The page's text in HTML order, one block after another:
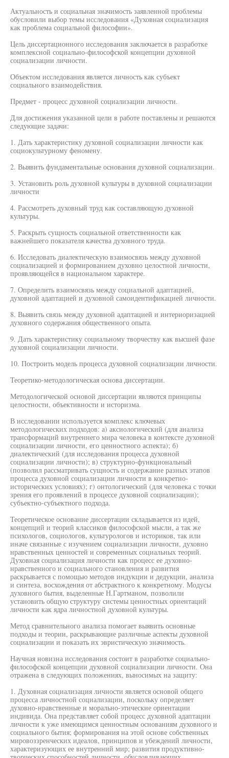
Актуальность и социальная значимость заявленной проблемы
обусловили выбор темы исследования «Духовная социализация
как проблема социальной философии».
Цель диссертационного исследования заключается в разработке
комплексной социально-философской концепции духовной
социализации личности.
Объектом исследования является личность как субъект
социального взаимодействия.
Предмет - процесс духовной социализации личности.
Для достижения указанной цели в работе поставлены и решаются
следующие задачи:
1. Дать характеристику духовной социализации личности как
социокультурному феномену.
2. Выявить фундаментальные основания духовной социализации.
3. Установить роль духовной культуры в духовной социализации
личности
4. Рассмотреть духовный труд как составляющую духовной
культуры.
5. Раскрыть сущность социальной ответственности как
важнейшего показателя качества духовного труда.
6. Исследовать диалектическую взаимосвязь между духовной
социализацией и формированием духовно целостной личности,
проявляющейся в национальном характере.
7. Определить взаимосвязь между социальной адаптацией,
духовной адаптацией и духовной самоидентификацией личности.
8. Выявить связь между духовной адаптацией и интериоризацией
духовного содержания общественного опыта.
9. Дать характеристику социальному творчеству как высшей фазе
духовной социализации личности.
10. Построить модель процесса духовной социализации личности.
Теоретико-методологическая основа диссертации.
Методологической основой диссертации являются принципы
целостности, объективности и историзма.
В исследовании используется комплекс ключевых
методологических подходов: а) аксиологический (для анализа
трансформаций внутреннего мира человека в контексте духовной
социализации личности, его ценностного аспекта); б)
диалектический (для исследования процесса духовной
социализации личности); в) структурно-функциональный
(позволил рассматривать сущность и содержание разных этапов
процесса духовной социализации личности в конкретно-
исторических условиях); г) онтологический (для человека с точки
зрения его проявлений в процессе духовной социализации);
субъектно-субъектного подхода.
Теоретическое основание диссертации складывается из идей,
концепций и теорий классиков философской мысли, а так же
психологов, социологов, культурологов и историков, так или
иначе связанные с изучением социализации личности, духовно
нравственных ценностей и современных социальных теорий.
Духовная социализация личности как процесс ее духовно-
нравственного и социального становления и развития
раскрывается с помощью методов индукции и дедукции, анализа
и синтеза, восхождения от абстрактного к конкретному. Модусы
духовного бытия, выделенные Н.Гартманом, позволили
установить общую структуру системы ценностных ориентаций
личности как ядра личностной духовной культуры.
Метод сравнительного анализа помогает выявить основные
подходы и теории, раскрывающие различные аспекты духовной
социализации и показать их эвристическую значимость.
Научная новизна исследования состоит в разработке социально-
философской концепции духовной социализации личности. Она
отражена в следующих положениях, выносимых на защиту:
1. Духовная социализация личности является основой общего
процесса личностной социализации, поскольку определяет
духовно-нравственные и морально-этические ориентации
индивида. Она представляет собой процесс духовной адаптации
личности к уже имеющимся ценностным основаниям духовного и
социального бытия; формирования на этой основе собственных
мировоззренческих идеалов, принципов и убеждений личности,
характеризующих ее внутренний мир; развития продуктивно-